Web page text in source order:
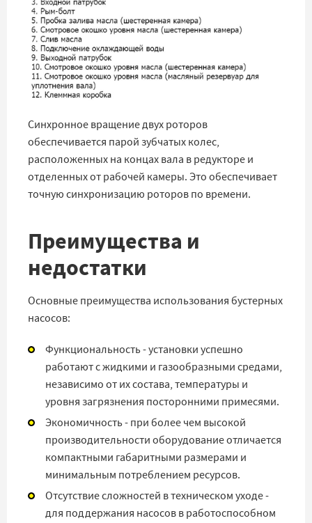
Синхронное вращение двух роторов
обеспечивается парой зубчатых колес,
расположенных на концах вала в редукторе и
отделенных от рабочей камеры. Это обеспечивает
точную синхронизацию роторов по времени.
Преимущества и
недостатки
Основные преимущества использования бустерных
насосов:
Функциональность - установки успешно
работают с жидкими и газообразными средами,
независимо от их состава, температуры и
уровня загрязнения посторонними примесями.
Экономичность - при более чем высокой
производительности оборудование отличается
компактными габаритными размерами и
минимальным потреблением ресурсов.
Отсутствие сложностей в техническом уходе -
для поддержания насосов в работоспособном